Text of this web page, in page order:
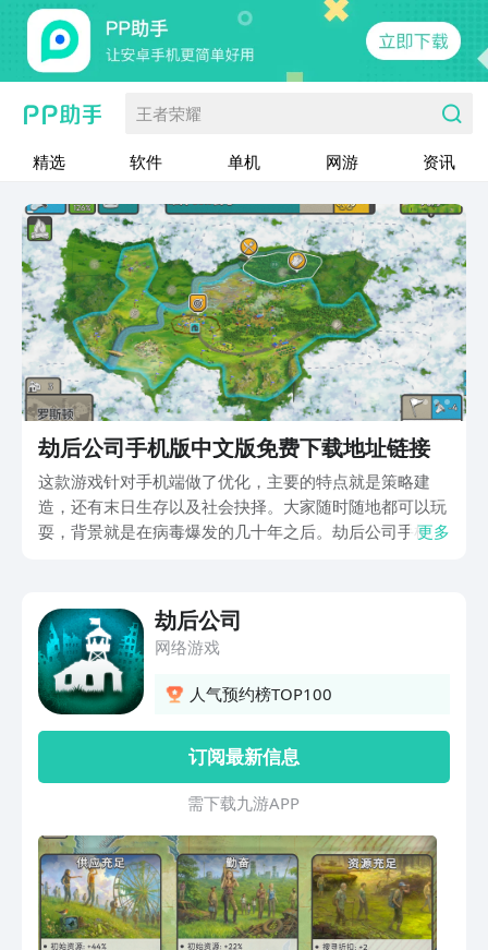
王者荣耀
精选 软件 单机 网游 资讯
劫后公司手机版中文版免费下载地址链接
这款游戏针对手机端做了优化，主要的特点就是策略建
造，还有末日生存以及社会抉择。大家随时随地都可以玩
耍，背景就是在病毒爆发的几十年之后。劫后公司手机版
中，你就需要一切从零开始，主要是看你怎么选择。
更多
劫后公司
网络游戏
人气预约榜TOP100
订阅最新信息
需 下 载 九 游 A P P